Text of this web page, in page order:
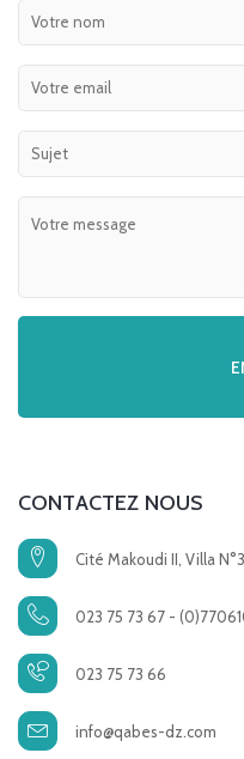
CONTACTEZ NOUS
Cité Makoudi II, Villa
023 75 73 67 -
023 75 73 66
info@qabes-dz.com